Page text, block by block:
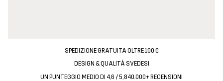
SPEDIZIONE GRATUITA OLTRE 100 €
DESIGN & QUALITÀ SVEDESI
UN PUNTEGGIO MEDIO DI 4,6 / 5, 840.000+ RECENSIONI